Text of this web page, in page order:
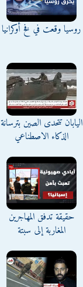
روسيا وقعت في فخ أوكرانيا
اليابان تتحدى الصين بترسانة
الذكاء الاصطناعي
حقيقة تدفق المهاجرين
المغاربة إلى سبتة